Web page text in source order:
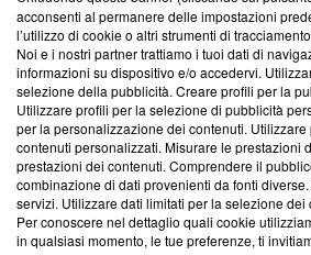
Team editoriale
Corporate
Redazione
Informativa Privacy
Cookie Policy
Blasting SA, IDI CHE-247.845.224, Via
Lugano (Svizzera) Tel:+39 0690258937
acconsenti al permanere delle impostazioni
l’utilizzo di cookie o altri strumenti di
Noi e i nostri partner trattiamo i tuoi dati di
informazioni su dispositivo e/o accedervi.
selezione della pubblicità. Creare profili per la
Utilizzare profili per la selezione di pubblicità
per la personalizzazione dei contenuti.
contenuti personalizzati. Misurare le prestazioni
prestazioni dei contenuti. Comprendere il
combinazione di dati provenienti da fonti
servizi. Utilizzare dati limitati per la selezione dei
Per conoscere nel dettaglio quali cookie
in qualsiasi momento, le tue preferenze, ti